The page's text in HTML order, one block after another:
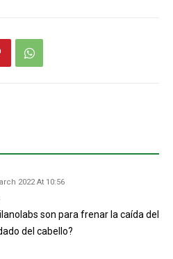
2022 At 10:56
son para frenar la caída del
del cabello?